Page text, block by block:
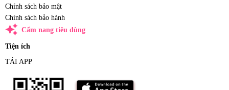
Chính sách bảo mật
Chính sách bảo hành
auto_awesome Cẩm nang tiêu dùng
Tiện ích
TẢI APP